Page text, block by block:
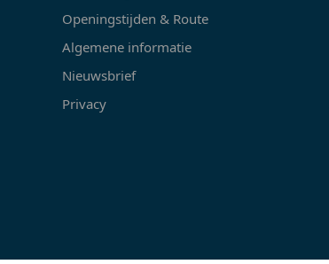
Openingstijden & Route
Algemene informatie
Nieuwsbrief
Privacy